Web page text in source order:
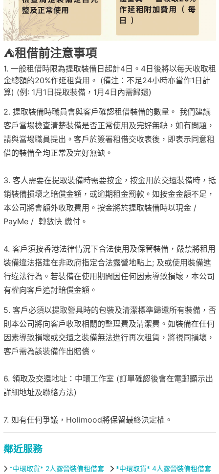
⛺租借前注意事項
1. 一般租借時限為提取裝備日起計4日。4日後將以每天收取租
金總額的20%作延租費用。 (備注：不足24小時亦當作1日計
算) (例: 1月1日提取裝備，1月4日內需歸還)
2. 提取裝備時職員會與客戶確認租借裝備的數量。 我們建議
客戶當場檢查清楚裝備是否正常使用及完好無缺，如有問題，
請與當場職員提出。客戶於簽署租借交收表後，即表示同意租
借的裝備全均正常及完好無缺。
3. 客人需要在提取裝備時需要按金， 按金用於交還裝備時，抵
銷裝備損壞之賠償金額，或逾期租金罰款。如按金金額不足，
本公司將會額外收取費用。按金將於提取裝備時以現金 /
PayMe / 轉數快 繳付。
4. 客戶須按香港法律情況下合法使用及保管裝備，嚴禁將租用
裝備違法搭建在非政府指定合法露營地點上; 及或使用裝備進
行違法行為。若裝備在使用期間因任何因素導致損壞，本公司
有權向客戶追討賠償金額。
5. 客戶必須以提取營具時的包裝及清潔標準歸還所有裝備，否
則本公司將向客戶收取相關的整理費及清潔費。如裝備在任何
因素導致損壞或交還之裝備無法進行再次租賃，將視同損壞，
客戶需為該裝備作出賠償。
6. 領取及交還地址：中環工作室 (訂單確認後會在電郵顯示出
詳細地址及聯絡方法)
7. 如有任何爭議，Holimood將保留最終決定權。
鄰近服務
*中環取貨* 2人露營裝備租借套
*中環取貨* 4人露營裝備租借套